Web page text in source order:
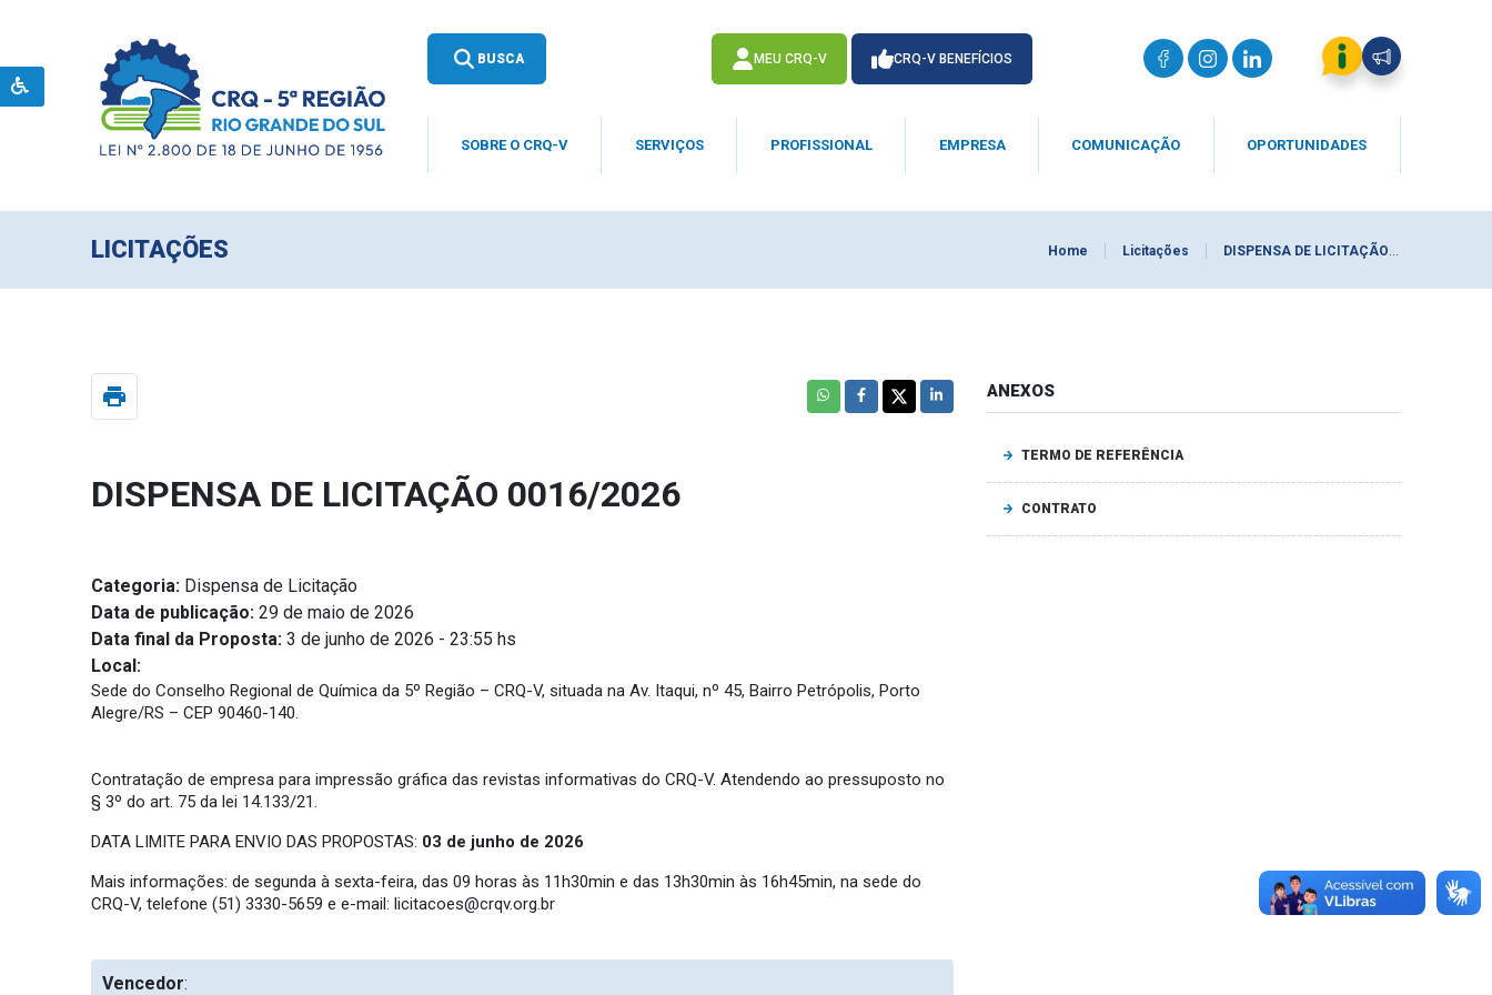
BUSCA MEU CRQ-V CRQ-V BENEFÍCIOS
SOBRE O CRQ-V SERVIÇOS PROFISSIONAL EMPRESA COMUNICAÇÃO OPORTUNIDADES
LICITAÇÕES Home Licitações DISPENSA DE LICITAÇÃO 0016/2026
print
DISPENSA DE LICITAÇÃO 0016/2026
Categoria: Dispensa de Licitação
Data de publicação: 29 de maio de 2026
Data final da Proposta: 3 de junho de 2026 - 23:55 hs
Local:
Sede do Conselho Regional de Química da 5º Região – CRQ-V, situada na Av. Itaqui, nº 45, Bairro Petrópolis, Porto
Alegre/RS – CEP 90460-140.
Contratação de empresa para impressão gráfica das revistas informativas do CRQ-V. Atendendo ao pressuposto no
§ 3º do art. 75 da lei 14.133/21.
DATA LIMITE PARA ENVIO DAS PROPOSTAS: 03 de junho de 2026
Mais informações: de segunda à sexta-feira, das 09 horas às 11h30min e das 13h30min às 16h45min, na sede do
CRQ-V, telefone (51) 3330-5659 e e-mail:licitacoes@crqv.org.br
Vencedor:
ANEXOS
TERMO DE REFERÊNCIA
CONTRATO